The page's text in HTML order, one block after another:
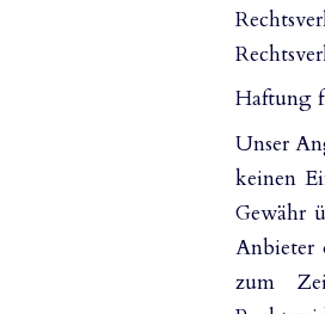
Haftung
Unser
keinen
Gewähr
Anbieter
zum